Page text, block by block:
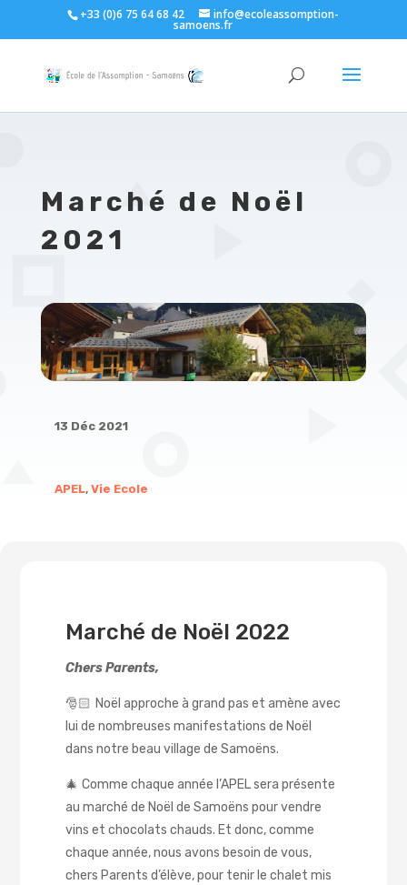
+33 (0)6 75 64 68 42 info@ecoleassomption-
samoens.fr
Marché de Noël
2021
13 Déc 2021
APEL, Vie Ecole
Marché de Noël 2022
Chers Parents,
🎅🏻 Noël approche à grand pas et amène avec
lui de nombreuses manifestations de Noël
dans notre beau village de Samoëns.
🎄 Comme chaque année l’APEL sera présente
au marché de Noël de Samoëns pour vendre
vins et chocolats chauds. Et donc, comme
chaque année, nous avons besoin de vous,
chers Parents d’élève, pour tenir le chalet mis